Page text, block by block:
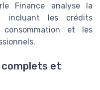
Finance analyse la
incluant les crédits
et les
complets et